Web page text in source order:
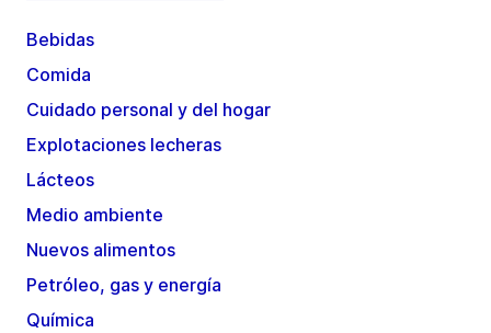
Bebidas
Comida
Cuidado personal y del hogar
Explotaciones lecheras
Lácteos
Medio ambiente
Nuevos alimentos
Petróleo, gas y energía
Química